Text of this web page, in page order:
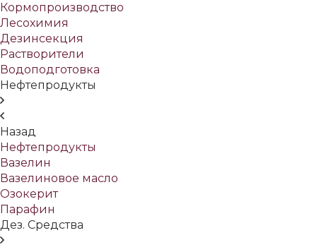
Кормопроизводство
Лесохимия
Дезинсекция
Растворители
Водоподготовка
Нефтепродукты
Назад
Нефтепродукты
Вазелин
Вазелиновое масло
Озокерит
Парафин
Дез. Средства